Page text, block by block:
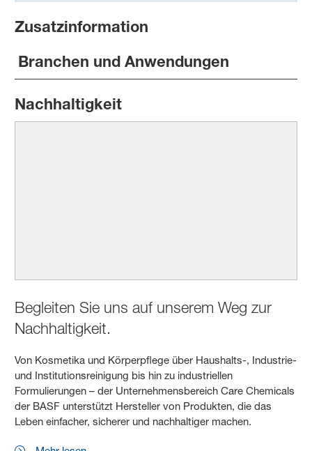
Zusatzinformation
Branchen und Anwendungen
Nachhaltigkeit
Begleiten Sie uns auf unserem Weg zur
Nachhaltigkeit.
Von Kosmetika und Körperpflege über Haushalts-, Industrie-
und Institutionsreinigung bis hin zu industriellen
Formulierungen – der Unternehmensbereich Care Chemicals
der BASF unterstützt Hersteller von Produkten, die das
Leben einfacher, sicherer und nachhaltiger machen.